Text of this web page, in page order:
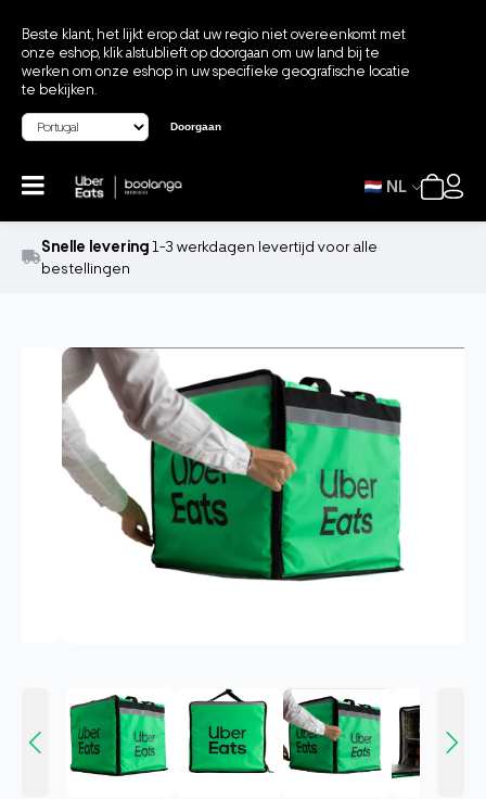
Beste klant, het lijkt erop dat uw regio niet overeenkomt met
onze eshop, klik alstublieft op doorgaan om uw land bij te
werken om onze eshop in uw specifieke geografische locatie
te bekijken.
Doorgaan
NL
Snelle levering 1-3 werkdagen levertijd voor alle
bestellingen